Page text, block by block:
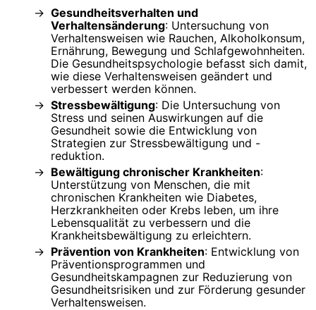
Gesundheitsverhalten und
Verhaltensänderung: Untersuchung von
Verhaltensweisen wie Rauchen, Alkoholkonsum,
Ernährung, Bewegung und Schlafgewohnheiten.
Die Gesundheitspsychologie befasst sich damit,
wie diese Verhaltensweisen geändert und
verbessert werden können.
Stressbewältigung: Die Untersuchung von
Stress und seinen Auswirkungen auf die
Gesundheit sowie die Entwicklung von
Strategien zur Stressbewältigung und -
reduktion.
Bewältigung chronischer Krankheiten:
Unterstützung von Menschen, die mit
chronischen Krankheiten wie Diabetes,
Herzkrankheiten oder Krebs leben, um ihre
Lebensqualität zu verbessern und die
Krankheitsbewältigung zu erleichtern.
Prävention von Krankheiten: Entwicklung von
Präventionsprogrammen und
Gesundheitskampagnen zur Reduzierung von
Gesundheitsrisiken und zur Förderung gesunder
Verhaltensweisen.